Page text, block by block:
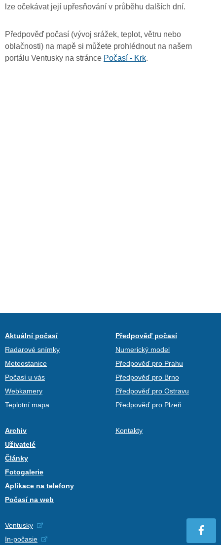
lze očekávat její upřesňování v průběhu dalších dní.
Předpověď počasí (vývoj srážek, teplot, větru nebo
oblačnosti) na mapě si můžete prohlédnout na našem
portálu Ventusky na stránce Počasí - Krk.
Aktuální počasí
Radarové snímky
Meteostanice
Počasí u vás
Webkamery
Teplotní mapa
Předpověď počasí
Numerický model
Předpověď pro Prahu
Předpověď pro Brno
Předpověď pro Ostravu
Předpověď pro Plzeň
Archiv
Uživatelé
Články
Fotogalerie
Aplikace na telefony
Počasí na web
Kontakty
Ventusky
In-počasie